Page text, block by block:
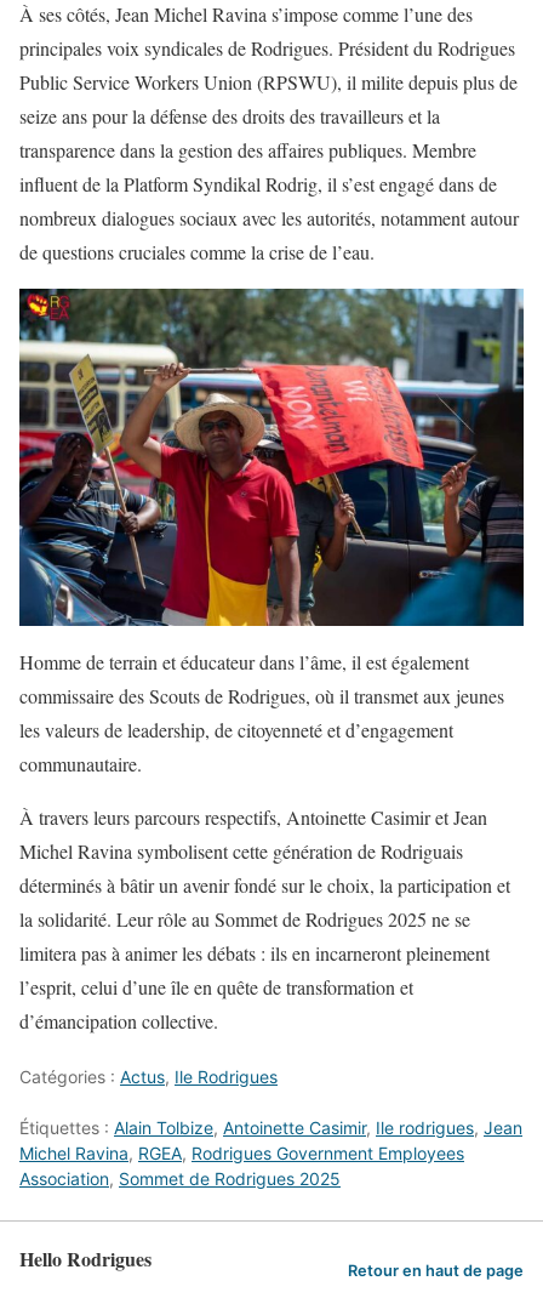
À ses côtés, Jean Michel Ravina s’impose comme l’une des
principales voix syndicales de Rodrigues. Président du Rodrigues
Public Service Workers Union (RPSWU), il milite depuis plus de
seize ans pour la défense des droits des travailleurs et la
transparence dans la gestion des affaires publiques. Membre
influent de la Platform Syndikal Rodrig, il s’est engagé dans de
nombreux dialogues sociaux avec les autorités, notamment autour
de questions cruciales comme la crise de l’eau.
Homme de terrain et éducateur dans l’âme, il est également
commissaire des Scouts de Rodrigues, où il transmet aux jeunes
les valeurs de leadership, de citoyenneté et d’engagement
communautaire.
À travers leurs parcours respectifs, Antoinette Casimir et Jean
Michel Ravina symbolisent cette génération de Rodriguais
déterminés à bâtir un avenir fondé sur le choix, la participation et
la solidarité. Leur rôle au Sommet de Rodrigues 2025 ne se
limitera pas à animer les débats : ils en incarneront pleinement
l’esprit, celui d’une île en quête de transformation et
d’émancipation collective.
Catégories : Actus, Ile Rodrigues
Étiquettes : Alain Tolbize, Antoinette Casimir, Ile rodrigues, Jean
Michel Ravina, RGEA, Rodrigues Government Employees
Association, Sommet de Rodrigues 2025
Hello Rodrigues Retour en haut de page